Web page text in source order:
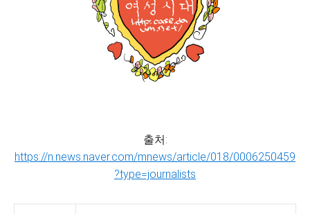
출처:
https://n.news.naver.com/mnews/article/018/0006250459
?type=journalists